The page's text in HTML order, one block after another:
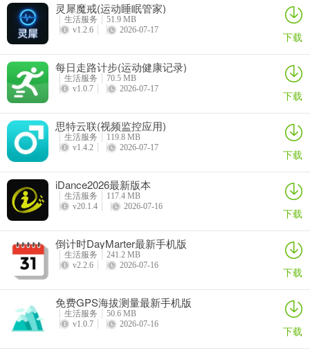
常见问题
1、购票支持哪些支付方式？
接受信用卡/储蓄卡（支持Mastercard, Visa, JCB）、支付宝（推荐中
国内地实名用户使用）、AlipayHK（推荐中国香港实名用户使用）。
地址能否修改，主要取决于商家是否已经发货。如果订单还在处理中
未发出，通常有机会联系平台客服进行修改；一旦包裹已经交给快递
灵犀魔戒(运动睡眠管家)
生活服务
51.9 MB
v1.2.6
2026-07-17 下载
每日走路计步(运动健康记录)
生活服务
70.5 MB
v1.0.7
2026-07-17 下载
思特云联(视频监控应用)
生活服务
119.8 MB
v1.4.2
2026-07-17 下载
iDance2026最新版本
生活服务
117.4 MB
v20.1.4
2026-07-16 下载
倒计时DayMarter最新手机版
生活服务
241.2 MB
v2.2.6
2026-07-16 下载
免费GPS海拔测量最新手机版
生活服务
50.6 MB
v1.0.7
2026-07-16 下载